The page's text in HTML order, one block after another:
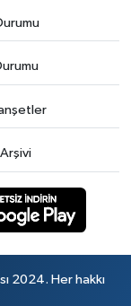
2024. Her hakkı